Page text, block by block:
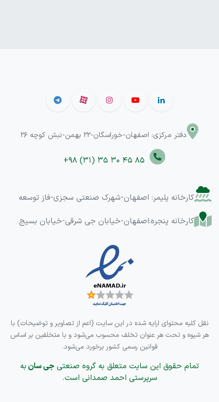
دفتر مرکزی: اصفهان-خوراسگان-22 بهمن-نبش کوچه 26
+98 (31) 35 30 45 85
کارخانه پلیمر: اصفهان-شهرک صنعتی سجزی-فاز توسعه
کارخانه پنجره:اصفهان-خیابان جی شرقی-خیابان بسیج
نقل کلیه محتوای ارایه شده در این سایت (اعم از تصاویر و توضیحات) با
هر شیوه و تحت هر عنوان تخلف محسوب می‌شود و با متخلفین بر اساس
قوانین رسمی کشور برخورد می‌شود.
تمام حقوق این سایت متعلق به گروه صنعتی جی سان به
سرپرستی احمد صمدانی است.